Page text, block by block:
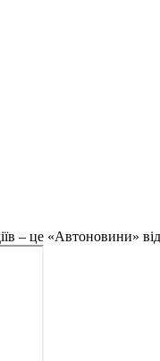
– це «Автоновини»